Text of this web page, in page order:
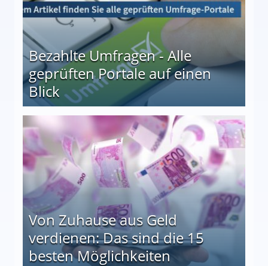
Bezahlte Umfragen - Alle
geprüften Portale auf einen
Blick
auf einen Blick
Von Zuhause aus Geld
verdienen: Das sind die 15
besten Möglichkeiten